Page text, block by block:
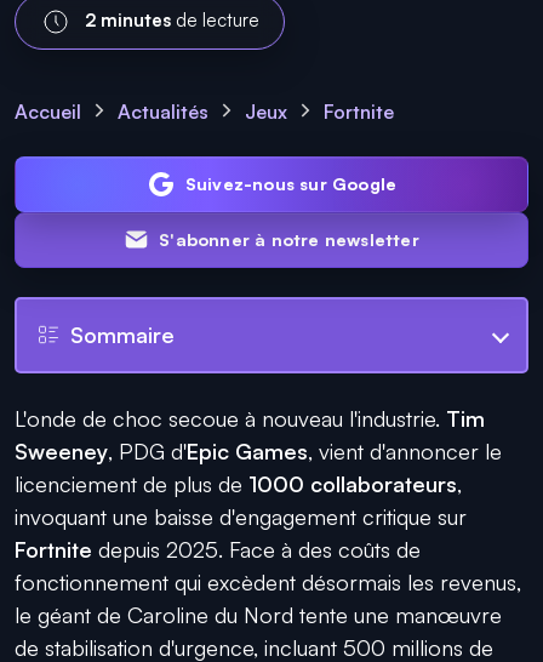
2 minutesde lecture
Accueil Actualités Jeux Fortnite
Suivez-nous sur Google
S'abonner à notre newsletter
Sommaire
L'onde de choc secoue à nouveau l'industrie. Tim
Sweeney, PDG d'Epic Games, vient d'annoncer le
licenciement de plus de 1000 collaborateurs,
invoquant une baisse d'engagement critique sur
Fortnite depuis 2025. Face à des coûts de
fonctionnement qui excèdent désormais les revenus,
le géant de Caroline du Nord tente une manœuvre
de stabilisation d'urgence, incluant 500 millions de